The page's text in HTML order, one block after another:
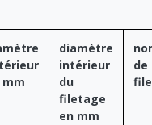
mm
diamètre
intérieur
du
filetage
en mm
de